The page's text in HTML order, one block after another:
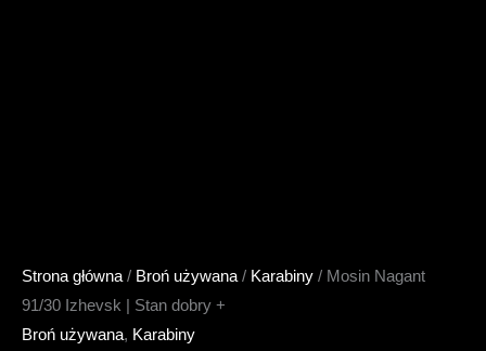
Strona główna/ Broń używana/ Karabiny / Mosin Nagant
91/30 Izhevsk | Stan dobry +
Broń używana, Karabiny